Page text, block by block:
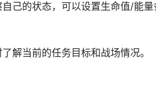
己的状态，可以设置生命值/能量
解当前的任务目标和战场情况。